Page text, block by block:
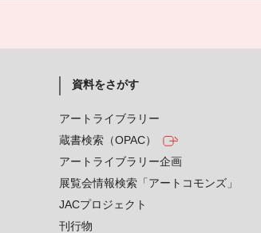
資料をさがす
アートライブラリー
蔵書検索（OPAC）
アートライブラリー企画
展覧会情報検索「アートコモンズ」
JACプロジェクト
刊行物